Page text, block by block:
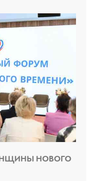
НОВОГО